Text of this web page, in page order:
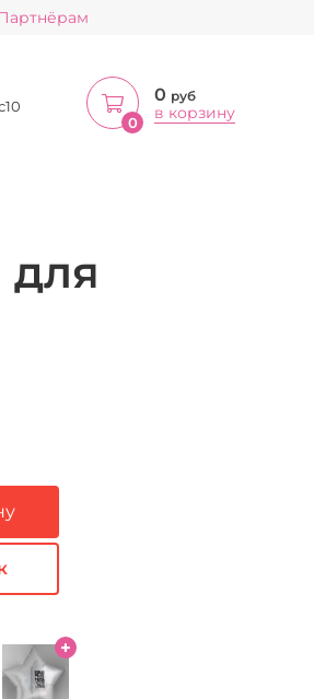
0
0 руб
в корзину